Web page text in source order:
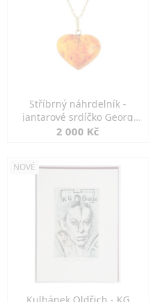
Stříbrný náhrdelník -
jantarové srdíčko Georg
Kramer
2 000 Kč
NOVÉ